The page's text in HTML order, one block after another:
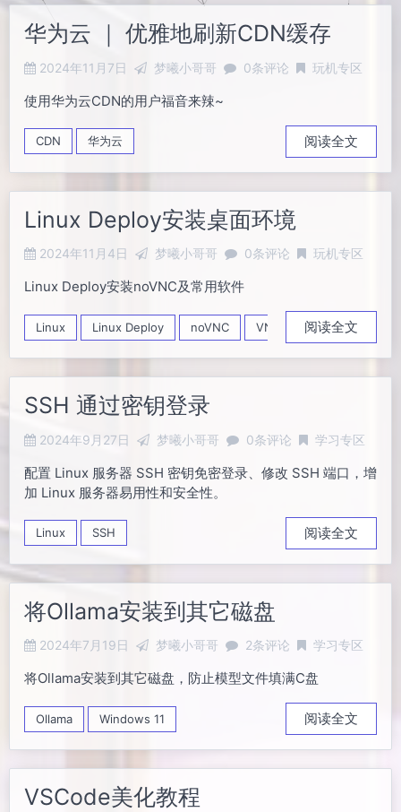
华为云 ｜ 优雅地刷新CDN缓存
2024年11月7日 梦曦小哥哥 0条评论 玩机专区
使用华为云CDN的用户福音来辣~
CDN 华为云 阅读全文
Linux Deploy安装桌面环境
2024年11月4日 梦曦小哥哥 0条评论 玩机专区
Linux Deploy安装noVNC及常用软件
Linux Linux Deploy noVNC VNC 阅读全文
SSH 通过密钥登录
2024年9月27日 梦曦小哥哥 0条评论 学习专区
配置 Linux 服务器 SSH 密钥免密登录、修改 SSH 端口，增
加 Linux 服务器易用性和安全性。
Linux SSH 阅读全文
将Ollama安装到其它磁盘
2024年7月19日 梦曦小哥哥 2条评论 学习专区
将Ollama安装到其它磁盘，防止模型文件填满C盘
Ollama Windows 11 阅读全文
VSCode美化教程